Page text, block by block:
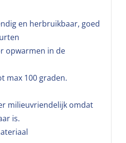
en herbruikbaar, goed
opwarmen in de
max 100 graden.
milieuvriendelijk omdat
is.